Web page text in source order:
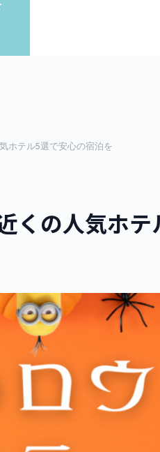
ホテル5選で安心の宿泊を
くの人気ホ